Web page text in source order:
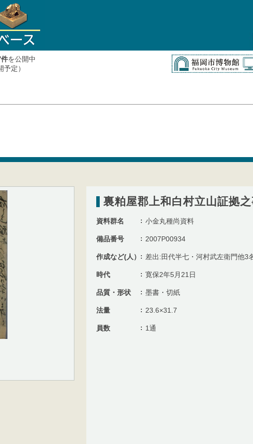
件を公開中
予定）
裏粕屋郡上和白村立山証拠
資料群名 小金丸種尚資料
備品番号 2007P00934
作成など(人） 差出:田代半七・河村武左衛門他3
時代 寛保2年5月21日
品質・形状 墨書・切紙
法量 23.6×31.7
員数 1通